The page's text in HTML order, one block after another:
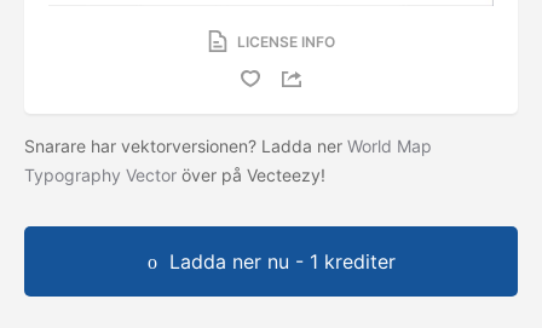
LICENSE INFO
Snarare har vektorversionen? Ladda ner World Map
Typography Vector över på Vecteezy!
Ladda ner nu - 1 krediter